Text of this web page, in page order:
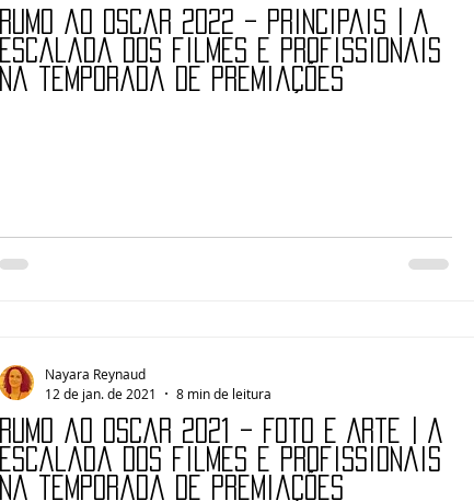
Rumo ao Oscar 2022 – Principais | A
escalada dos filmes e profissionais
na temporada de premiações
Rumo ao Oscar 2021 – Foto e Arte | A
escalada dos filmes e profissionais
na temporada de premiações
Nayara Reynaud
12 de jan. de 2021
8 min de leitura